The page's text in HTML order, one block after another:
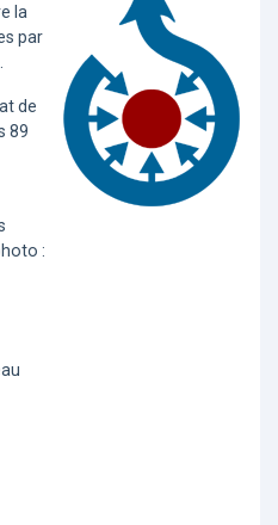
la
par
de
89
: